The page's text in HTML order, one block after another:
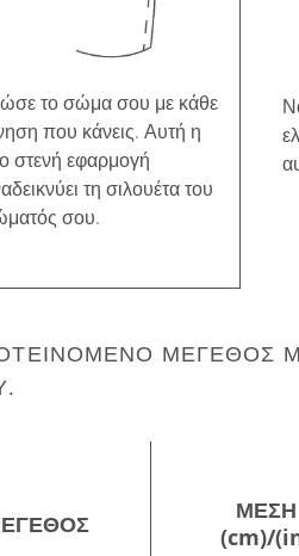
το σώμα σου με κάθε
που κάνεις. Αυτή η
στενή εφαρμογή
τη σιλουέτα του
σου.
ΜΈΓΕΘΟΣ
ΜΈΣΗ
(cm)/